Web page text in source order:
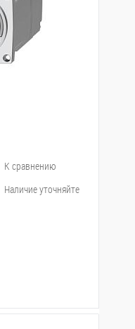
К сравнению
Наличие уточняйте